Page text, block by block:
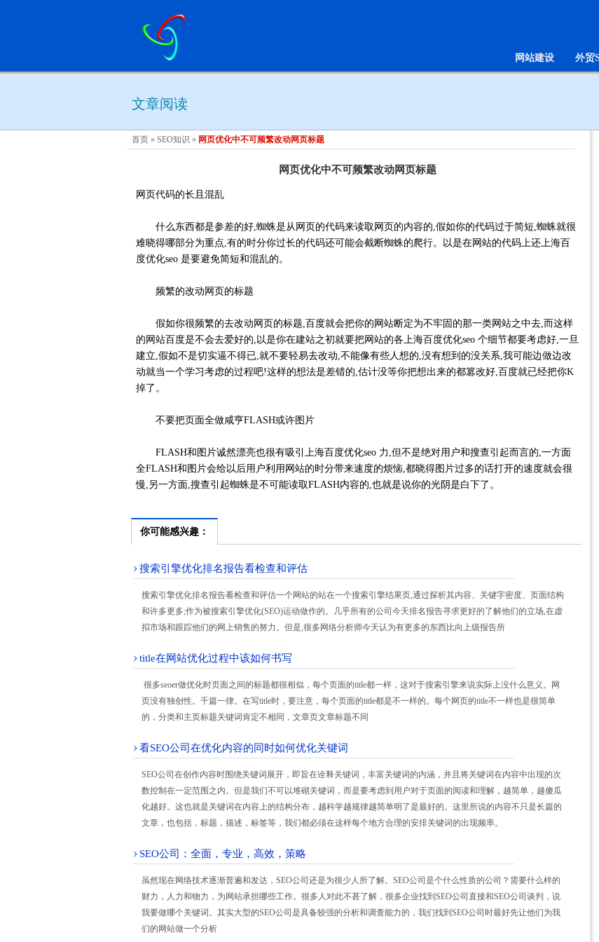
网站建设 外贸
文章阅读
首页 » SEO知识 » 网页优化中不可频繁改动网页标题
网页优化中不可频繁改动网页标题
网页代码的长且混乱
什么东西都是参差的好,蜘蛛是从网页的代码来读取网页的内容的,假如你的代码过于简短,蜘蛛就很
难晓得哪部分为重点,有的时分你过长的代码还可能会截断蜘蛛的爬行。以是在网站的代码上还上海百
度优化seo 是要避免简短和混乱的。
频繁的改动网页的标题
假如你很频繁的去改动网页的标题,百度就会把你的网站断定为不牢固的那一类网站之中去,而这样
的网站百度是不会去爱好的,以是你在建站之初就要把网站的各上海百度优化seo 个细节都要考虑好,一旦
建立,假如不是切实逼不得已,就不要轻易去改动,不能像有些人想的,没有想到的没关系,我可能边做边改
动就当一个学习考虑的过程吧!这样的想法是差错的,估计没等你把想出来的都篡改好,百度就已经把你K
掉了。
不要把页面全做咸亨FLASH或许图片
FLASH和图片诚然漂亮也很有吸引上海百度优化seo 力,但不是绝对用户和搜查引起而言的,一方面
全FLASH和图片会给以后用户利用网站的时分带来速度的烦恼,都晓得图片过多的话打开的速度就会很
慢,另一方面,搜查引起蜘蛛是不可能读取FLASH内容的,也就是说你的光阴是白下了。
你可能感兴趣：
搜索引擎优化排名报告看检查和评估
搜索引擎优化排名报告看检查和评估一个网站的站在一个搜索引擎结果页,通过探析其内容、关键字密度、页面结构
和许多更多;作为被搜索引擎优化(SEO)运动做作的。几乎所有的公司今天排名报告寻求更好的了解他们的立场,在虚
拟市场和跟踪他们的网上销售的努力。但是,很多网络分析师今天认为有更多的东西比向上级报告所
title在网站优化过程中该如何书写
很多seoer做优化时页面之间的标题都很相似，每个页面的title都一样，这对于搜索引擎来说实际上没什么意义。网
页没有独创性。千篇一律。在写title时，要注意，每个页面的title都是不一样的。每个网页的title不一样也是很简单
的，分类和主页标题关键词肯定不相同，文章页文章标题不同
看SEO公司在优化内容的同时如何优化关键词
SEO公司在创作内容时围绕关键词展开，即旨在诠释关键词，丰富关键词的内涵，并且将关键词在内容中出现的次
数控制在一定范围之内。但是我们不可以堆砌关键词，而是要考虑到用户对于页面的阅读和理解，越简单，越傻瓜
化越好。这也就是关键词在内容上的结构分布，越科学越规律越简单明了是最好的。这里所说的内容不只是长篇的
文章，也包括，标题，描述，标签等，我们都必须在这样每个地方合理的安排关键词的出现频率。
SEO公司：全面，专业，高效，策略
虽然现在网络技术逐渐普遍和发达，SEO公司还是为很少人所了解。SEO公司是个什么性质的公司？需要什么样的
财力，人力和物力，为网站承担哪些工作。很多人对此不甚了解，很多企业找到SEO公司直接和SEO公司谈判，说
我要做哪个关键词。其实大型的SEO公司是具备较强的分析和调查能力的，我们找到SEO公司时最好先让他们为我
们的网站做一个分析